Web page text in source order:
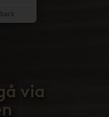
via